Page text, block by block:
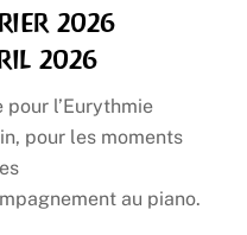
2026
2026
pour l’Eurythmie
pour les moments
au piano.